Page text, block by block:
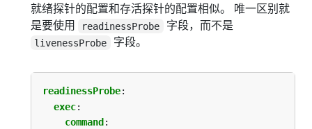
就绪探针的配置和存活探针的配置相似。 唯一区别就
是要使用
readinessProbe 字段，而不是
livenessProbe 字段。
readinessProbe:
exec:
command :